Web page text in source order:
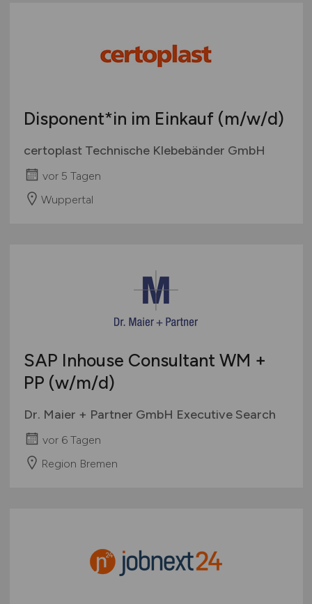
Disponent*in im Einkauf (m/w/d)
certoplast Technische Klebebänder GmbH
vor 5 Tagen
Wuppertal
SAP Inhouse Consultant WM +
PP (w/m/d)
Dr. Maier + Partner GmbH Executive Search
vor 6 Tagen
Region Bremen